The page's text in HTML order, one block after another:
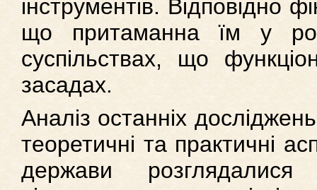
інструментів. Відповідно
що притаманна їм у
суспільствах, що
засадах.
Аналіз останніх досліджень
теоретичні та практичні
держави